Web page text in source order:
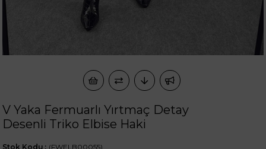
V Yaka Fermuarlı Yırtmaç Detay
Desenli Triko Elbise Haki
(FWELB00055)
Stok Kodu